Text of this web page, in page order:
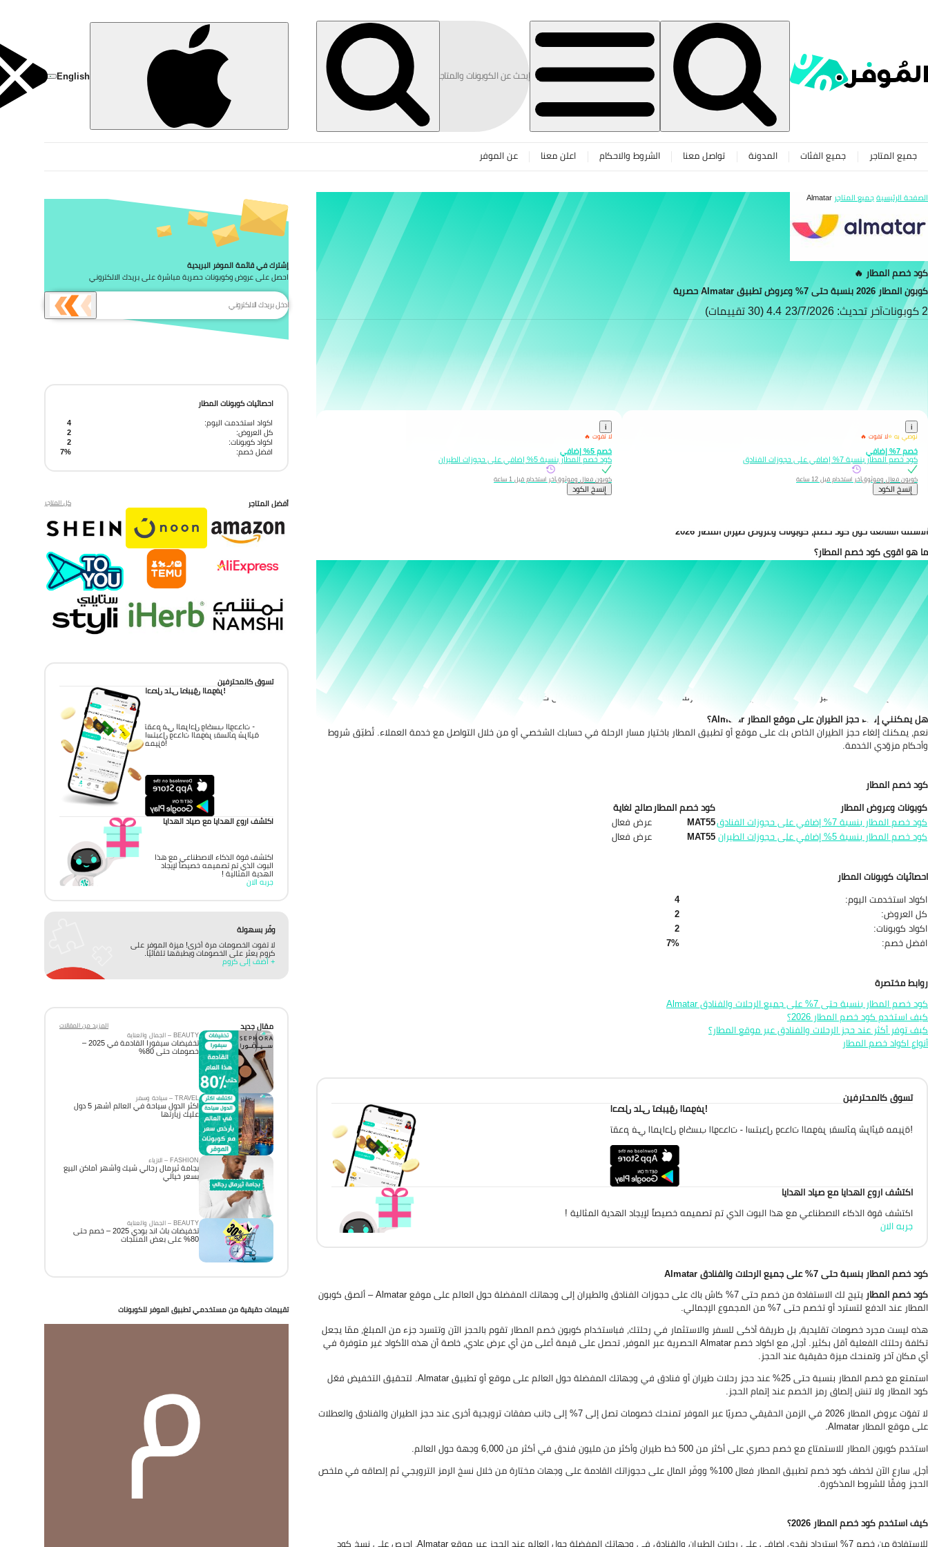
English
جميع المتاجر جميع الفئات المدونة تواصل معنا الشروط والاحكام اعلن معنا عن الموفر
كود خصم المطار 🔥
كوبون المطار 2026 بنسبة حتى 7% وعروض تطبيق Almatar حصرية
2 كوبونات آخر تحديث: 23/7/2026 4.4 (30 تقييمات)
ماذا لو كان بإمكانك استرجاع جزء من أموالك بعد حجز رحلتك على موقع Almatar؟ مع كود خصم المطار
على تذاكر الطيران وخصم 7% على حجوزات الفنادق. لا تفوّت أحدث عروض و كوبونات خصم المطار أغسطس 2026 بشكل مستمر، تُحدّت في الزمن الحقيقي، لتتمكن
من استخدامها بثقة. ولذلك احرص على نسخ كود المطار وتطبيقه أثناء الحجز، واستمتع باسترجاع جزء من أموالك فورا سواء عند حجز رحلات الطيران أو الإقامات
i
نوصي به ⭐لا تفوت 🔥
خصم 7% إضافي
كود خصم المطار بنسبة 7% إضافي على حجوزات الفنادق
كوبون فعال وموثوقآخر استخدام قبل 12 ساعة
إِنسخ الكود
i
لا تفوت 🔥
خصم 5% إضافي
كود خصم المطار بنسبة 5% إضافي على حجوزات الطيران
كوبون فعال وموثوقآخر استخدام قبل 1 ساعة
إِنسخ الكود
الأسئلة الشائعة حول كود خصم، كوبونات وعروض طيران المطار 2026
ما هو اقوى كود خصم المطار؟
اقوى كود خصم المطار تجده على الموفر يمنحك 5% استرداد نقدي على تذاكر الطيران وخصم 7% على جميع حجوزات الفنادق والشقق حصريًا عند إلصاق أحد الرمز
الترويجي أعلاه عند الدفع.
أين أجد اكواد خصم المطار؟
الموفر يقدم لك احدث كوبونات خصم المطار فعالة 100% على حجز الفنادق ورحلات الطيران تساعدك على تحقيق خصومات إضافية وتوفير الكثير من المال.
ما هي اقوى عروض المطار؟
خصومات تصل إلى 7% على حجز الفنادق ورحلات الطيران والعطلات في أفضل الوجهات حول العالم على تطبيق أو موقع Almatar، بالإضافة إلى تخفيض إضافي يثطبّق
باستخدام احد اكواد الخصم والرموز الترويجية.
كيف احصل على خصم المطار؟
استخدم كود خصم المطار عبر الموفر وفقًا للشروط والأحكام المرفقة له لتوفّر حتى 7% من قيمة كل حجز لك على موقع Almatar.
هل يمكنني إلغاء حجز الطيران على موقع المطار Almatar؟
نعم، يمكنك إلغاء حجز الطيران الخاص بك على موقع أو تطبيق المطار باختيار مسار الرحلة في حسابك الشخصي أو من خلال التواصل مع خدمة العملاء. تُطبّق شروط
وأحكام مزوّدي الخدمة.
كود خصم المطار
كوبونات وعروض المطار
كود خصم المطارصالح لغاية
كود خصم المطار بنسبة 7% إضافي على حجوزات الفنادق
MAT55
عرض فعال
كود خصم المطار بنسبة 5% إضافي على حجوزات الطيران
MAT55 عرض فعال
احصائيات كوبونات المطار
اكواد استخدمت اليوم:
4
كل العروض:
2
اكواد كوبونات:
2
افضل خصم:
7%
روابط مختصرة
كود خصم المطار بنسبة حتى 7% على جميع الرحلات والفنادق Almatar
كيف استخدم كود خصم المطار 2026؟
كيف توفر أكثر عند حجز الرحلات والفنادق عبر موقع المطار؟
أنواع اكواد خصم المطار
الصفحة الرئيسيةجميع المتاجر Almatar
تسوق كالمحترفين
احصل على تطبيق الموفر!
تقدم في المراحل واكسب الوحدات - استبدل وحدات الموفر بقسائم شرائية مميزة!
اكتشف اروع الهدايا مع صياد الهدايا
اكتشف قوة الذكاء الاصطناعي مع هذا البوت الذي تم تصميمه خصيصاً لإيجاد الهدية المثالية !
جربه الان
كود خصم المطار بنسبة حتى 7% على جميع الرحلات والفنادق Almatar
كود خصم المطار
يتيح لك الاستفادة من خصم حتى 7% كاش باك على حجوزات الفنادق والطيران إلى وجهاتك المفضلة حول العالم على موقع Almatar – ألصق كوبون
المطار عند الدفع لتسترد أو تخصم حتى 7% من المجموع الإجمالي.
هذه ليست مجرد خصومات تقليدية، بل طريقة أذكى للسفر والاستثمار في رحلتك، فباستخدام كوبون خصم المطار تقوم بالحجز الآن وتتسرد جزء من المبلغ، ممّا يجعل
تكلفة رحلتك الفعلية أقل بكثير. أجل، مع اكواد خصم Almatar الحصرية عبر الموفر، تحصل على قيمة أعلى من أي عرض عادي، خاصة أن هذه الأكواد غير متوفرة في
أي مكان آخر وتمنحك ميزة حقيقية عند الحجز.
استمتع مع خصم المطار بنسبة حتى 25% عند حجز رحلات طيران أو فنادق في وجهاتك المفضلة حول العالم على موقع أو تطبيق Almatar. لتحقيق التخفيض فعّل
كود المطار ولا تنسَ إلصاق رمز الخصم عند إتمام الحجز.
لا تفوّت عروض المطار 2026 في الزمن الحقيقي حصريًا عبر الموفر تمنحك خصومات تصل إلى 7% إلى جانب صفقات ترويجية أخرى عند حجز الطيران والفنادق والعطلات
على موقع المطار Almatar.
استخدم كوبون المطار للاستمتاع مع خصم حصري على أكثر من 500 خط طيران وأكثر من مليون فندق في أكثر من 6,000 وجهة حول العالم.
أجل، سارع الآن لخطف كود خصم تطبيق المطار فعال 100% ووفّر المال على حجوزاتك القادمة على وجهات مختارة من خلال نسخ الرمز الترويجي ثم إلصاقه في ملخص
الحجز وفقًا للشروط المذكورة.
كيف استخدم كود خصم المطار 2026؟
للاستفادة من خصم 7% استرداد نقدي إضافي على رحلات الطيران والفنادق في وجهاتك المفضلة حول العالم عند الحجز عبر موقع Almatar، احرص على نسخ كود
إشترك في قائمة الموفر البريدية
احصل على عروض وكوبونات حصرية مباشرة على بريدك الالكتروني
احصائيات كوبونات المطار
اكواد استخدمت اليوم:
4
كل العروض: 2
اكواد كوبونات: 2
افضل خصم: 7%
أفضل المتاجر كل المتاجر
تسوق كالمحترفين
احصل على تطبيق الموفر!
تقدم في المراحل واكسب الوحدات -
استبدل وحدات الموفر بقسائم شرائية
مميزة!
اكتشف اروع الهدايا مع صياد الهدايا
اكتشف قوة الذكاء الاصطناعي مع هذا
البوت الذي تم تصميمه خصيصاً لإيجاد
الهدية المثالية !
جربه الان
وفّر بسهولة
لا تفوت الخصومات مرة أخرى! ميزة الموفر على
كروم يعثر على الخصومات ويطبقها تلقائيًا.
+ أضف إلى كروم
مقال جديد
المزيد من المقالات
BEAUTY – الجمال والعناية
تخفيضات سيفورا القادمة في 2025 –
خصومات حتى 80%
TRAVEL – سياحة وسفر
اكثر الدول سياحة في العالم أشهر 5 دول
عليك زيارتها
FASHION – الازياء
بجامة ثيرمال رجالي شيك وأشهر أماكن البيع
بسعر خيالي
BEAUTY – الجمال والعناية
تخفيضات باث اند بودي 2025 – خصم حتى
80% على بعض المنتجات
تقييمات حقيقية من مستخدمي تطبيق الموفر للكوبونات